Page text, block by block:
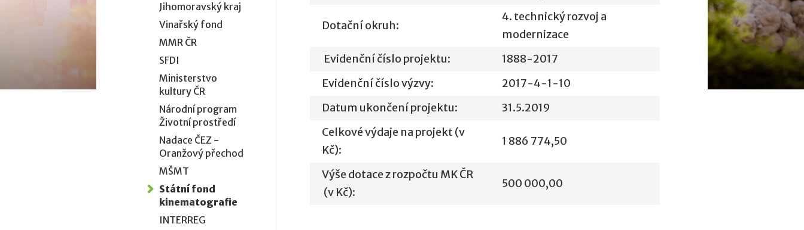
Dotační okruh:
4. technický rozvoj a
modernizace
Evidenční číslo projektu:
1888-2017
Evidenční číslo výzvy:
2017-4-1-10
Datum ukončení projektu:
31.5.2019
Celkové výdaje na projekt (v
Kč):
1 886 774,50
Výše dotace z rozpočtu MK ČR
(v Kč):
500 000,00
Jihomoravský kraj
Vinařský fond
MMR ČR
SFDI
Ministerstvo
kultury ČR
Národní program
Životní prostředí
Nadace ČEZ -
Oranžový přechod
MŠMT
Státní fond
kinematografie
INTERREG